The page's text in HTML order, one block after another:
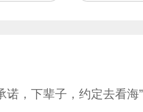
诺，下辈子，约定去看海”